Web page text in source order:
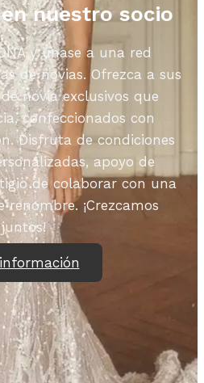
nuestro socio
y únase a una red
de novias. Ofrezca a sus
novia exclusivos que
confeccionados con
Disfruta de condiciones
apoyo de
de colaborar con una
¡Crezcamos
juntos!